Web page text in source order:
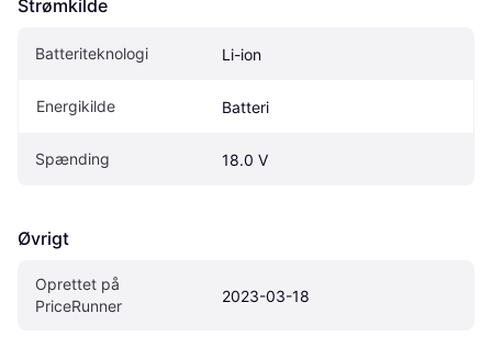
Strømkilde
Batteriteknologi Li-ion
Energikilde Batteri
Spænding 18.0 V
Øvrigt
Oprettet på
PriceRunner
2023-03-18